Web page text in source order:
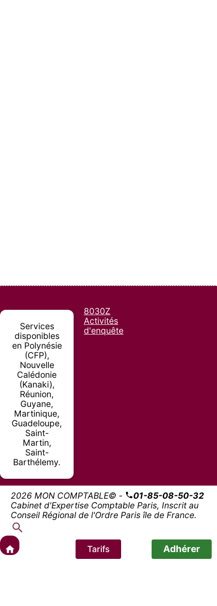
Services
disponibles
en Polynésie
(CFP),
Nouvelle
Calédonie
(Kanaki),
Réunion,
Guyane,
Martinique,
Guadeloupe,
Saint-
Martin,
Saint-
Barthélemy.
8030Z
Activités
d'enquête
2026 MON COMPTABLE© -
01-85-08-50-32
Cabinet d'Expertise Comptable Paris, Inscrit au
Conseil Régional de l'Ordre Paris île de France.
Tarifs Adhérer